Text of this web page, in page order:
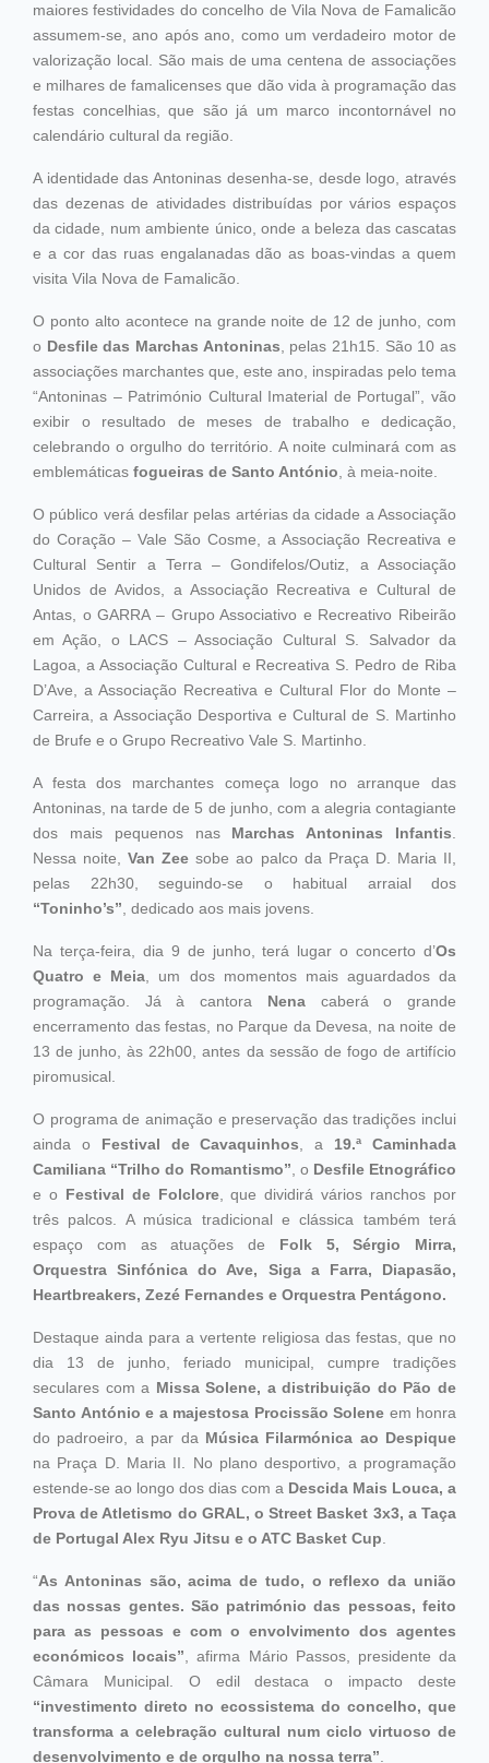
maiores festividades do concelho de Vila Nova de Famalicão
assumem-se, ano após ano, como um verdadeiro motor de
valorização local. São mais de uma centena de associações
e milhares de famalicenses que dão vida à programação das
festas concelhias, que são já um marco incontornável no
calendário cultural da região.
A identidade das Antoninas desenha-se, desde logo, através
das dezenas de atividades distribuídas por vários espaços
da cidade, num ambiente único, onde a beleza das cascatas
e a cor das ruas engalanadas dão as boas-vindas a quem
visita Vila Nova de Famalicão.
O ponto alto acontece na grande noite de 12 de junho, com
o Desfile das Marchas Antoninas, pelas 21h15. São 10 as
associações marchantes que, este ano, inspiradas pelo tema
“Antoninas – Património Cultural Imaterial de Portugal”, vão
exibir o resultado de meses de trabalho e dedicação,
celebrando o orgulho do território. A noite culminará com as
emblemáticas fogueiras de Santo António, à meia-noite.
O público verá desfilar pelas artérias da cidade a Associação
do Coração – Vale São Cosme, a Associação Recreativa e
Cultural Sentir a Terra – Gondifelos/Outiz, a Associação
Unidos de Avidos, a Associação Recreativa e Cultural de
Antas, o GARRA – Grupo Associativo e Recreativo Ribeirão
em Ação, o LACS – Associação Cultural S. Salvador da
Lagoa, a Associação Cultural e Recreativa S. Pedro de Riba
D’Ave, a Associação Recreativa e Cultural Flor do Monte –
Carreira, a Associação Desportiva e Cultural de S. Martinho
de Brufe e o Grupo Recreativo Vale S. Martinho.
A festa dos marchantes começa logo no arranque das
Antoninas, na tarde de 5 de junho, com a alegria contagiante
dos mais pequenos nas Marchas Antoninas Infantis.
Nessa noite,Van Zee sobe ao palco da Praça D. Maria II,
pelas 22h30, seguindo-se o habitual arraial dos
“Toninho’s”, dedicado aos mais jovens.
Na terça-feira, dia 9 de junho, terá lugar o concerto d’Os
Quatro e Meia, um dos momentos mais aguardados da
programação. Já à cantora Nenacaberá o grande
encerramento das festas, no Parque da Devesa, na noite de
13 de junho, às 22h00, antes da sessão de fogo de artifício
piromusical.
O programa de animação e preservação das tradições inclui
ainda o Festival de Cavaquinhos, a 19.ª Caminhada
Camiliana “Trilho do Romantismo”, o Desfile Etnográfico
e o Festival de Folclore, que dividirá vários ranchos por
três palcos. A música tradicional e clássica também terá
espaço com as atuações de Folk 5, Sérgio Mirra,
Orquestra Sinfónica do Ave, Siga a Farra, Diapasão,
Heartbreakers, Zezé Fernandes e Orquestra Pentágono.
Destaque ainda para a vertente religiosa das festas, que no
dia 13 de junho, feriado municipal, cumpre tradições
seculares com a Missa Solene, a distribuição do Pão de
Santo António e a majestosa Procissão Solene em honra
do padroeiro, a par da Música Filarmónica ao Despique
na Praça D. Maria II. No plano desportivo, a programação
estende-se ao longo dos dias com a Descida Mais Louca, a
Prova de Atletismo do GRAL, o Street Basket 3x3, a Taça
de Portugal Alex Ryu Jitsu e o ATC Basket Cup.
“As Antoninas são, acima de tudo, o reflexo da união
das nossas gentes. São património das pessoas, feito
para as pessoas e com o envolvimento dos agentes
económicos locais”, afirma Mário Passos, presidente da
Câmara Municipal. O edil destaca o impacto deste
“investimento direto no ecossistema do concelho, que
transforma a celebração cultural num ciclo virtuoso de
desenvolvimento e de orgulho na nossa terra”.